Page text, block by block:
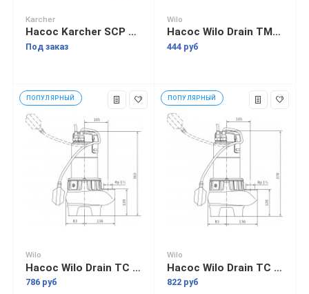
Karcher
Насос Karcher SCP 7000
Под заказ
Wilo
Насос Wilo Drain TMW 32/8-10M
444 руб
ПОПУЛЯРНЫЙ
Wilo
Насос Wilo Drain TC 40/8
786 руб
ПОПУЛЯРНЫЙ
Wilo
Насос Wilo Drain TC 40/10
822 руб